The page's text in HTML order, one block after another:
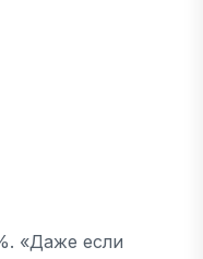
«Даже если